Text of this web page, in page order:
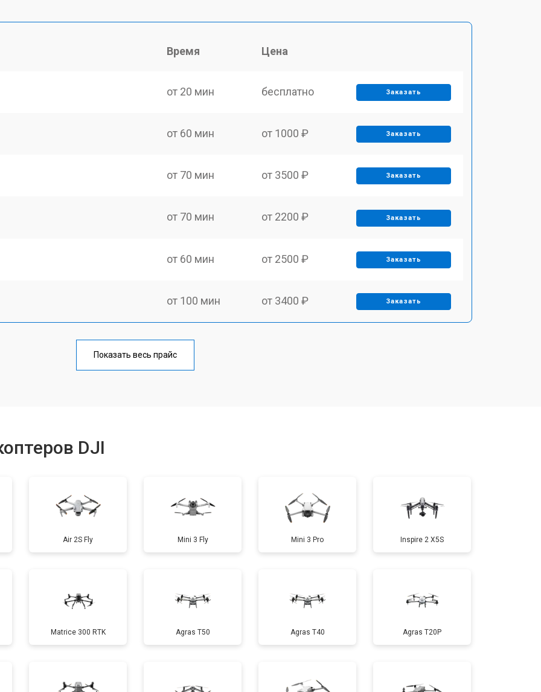
Время Цена
от 20 мин бесплатно Заказать
от 60 мин от 1000 ₽ Заказать
от 70 мин от 3500 ₽ Заказать
от 70 мин от 2200 ₽ Заказать
от 60 мин от 2500 ₽ Заказать
от 100 мин от 3400 ₽ Заказать
от 60 мин
от 50 мин от 1500 ₽ Заказать
от 60 мин от 1600 ₽ Заказать
от 40 мин от 1000 ₽ Заказать
от 70 мин от 1800 ₽ Заказать
от 2800 ₽
Показать весь прайс
DJI
Air 2S Fly Mini 3 Fly Mini 3 Pro Inspire 2 X5S
Matrice 300 RTK Agras T50 Agras T40 Agras T20P